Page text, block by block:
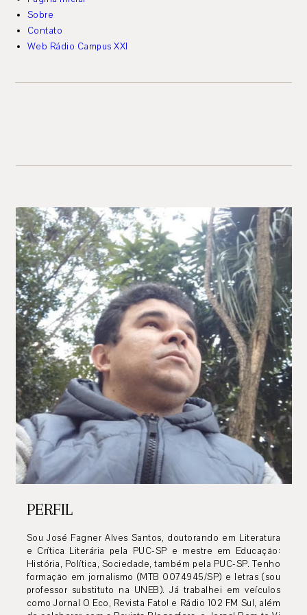
Sobre
Contato
Web Rádio Campus XXI
PERFIL
Sou José Fagner Alves Santos, doutorando em Literatura
e Crítica Literária pela PUC-SP e mestre em Educação:
História, Política, Sociedade, também pela PUC-SP. Tenho
formação em jornalismo (MTB 0074945/SP) e letras (sou
professor substituto na UNEB). Já trabalhei em veículos
como Jornal O Eco, Revista Fato! e Rádio 102 FM Sul, além